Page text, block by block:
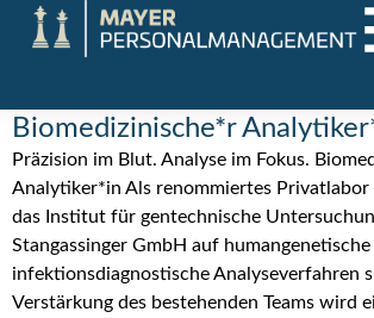
Biomedizinische*r
Präzision im Blut. Analyse im Fokus.
Analytiker*in Als renommiertes
das Institut für gentechnische
Stangassinger GmbH auf humangenetische
infektionsdiagnostische Analyseverfahren
Verstärkung des bestehenden Teams wird